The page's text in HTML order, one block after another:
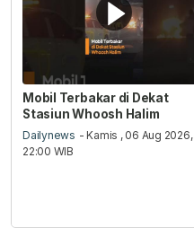
Mobil Terbakar di Dekat
Stasiun Whoosh Halim
Dailynews - Kamis , 06 Aug 2026,
22:00 WIB